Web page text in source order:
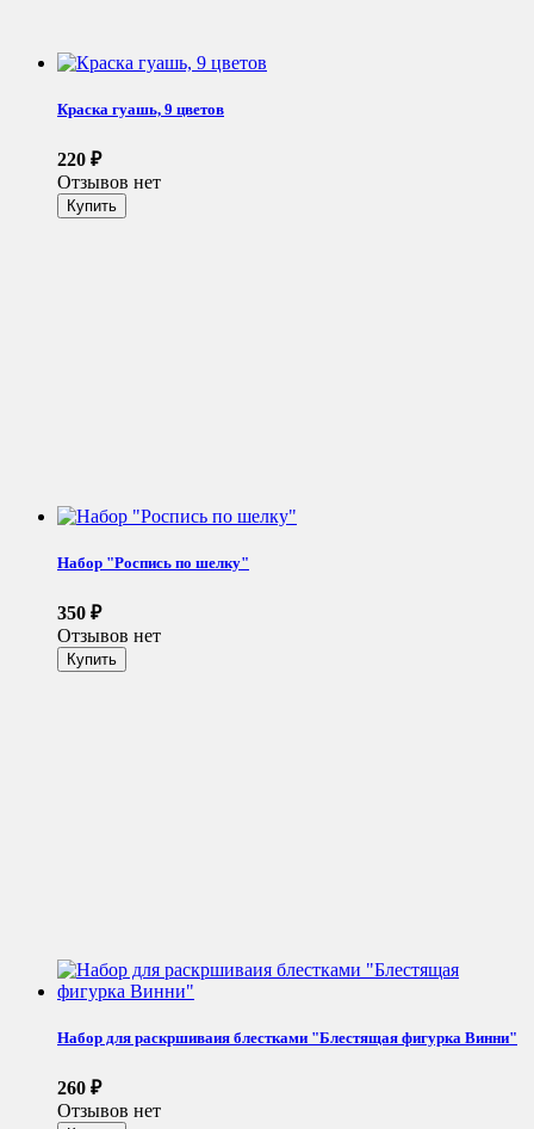
Краска гуашь, 9 цветов
220 ₽
Отзывов нет
Набор "Роспись по шелку"
350 ₽
Отзывов нет
Набор для раскршиваия блестками "Блестящая фигурка Винни"
260 ₽
Отзывов нет